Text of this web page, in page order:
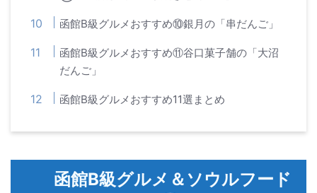
函館B級グルメおすすめ⑩銀月の「串だんご」
函館B級グルメおすすめ⑪谷口菓子舗の「大沼
だんご」
函館B級グルメおすすめ11選まとめ
函館B級グルメ＆ソウルフード